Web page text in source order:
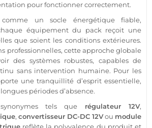
pour fonctionner correctement.
un socle énergétiquefiable,
équipement du packreçoit une
que soient les conditions extérieures.
professionnelles, cette approche globale
des systèmes robustes, capables de
sans intervention humaine. Pour les
une tranquillité d’esprit essentielle,
périodes d’absence.
tels que régulateur 12V,
, convertisseur DC-DC 12Vou module